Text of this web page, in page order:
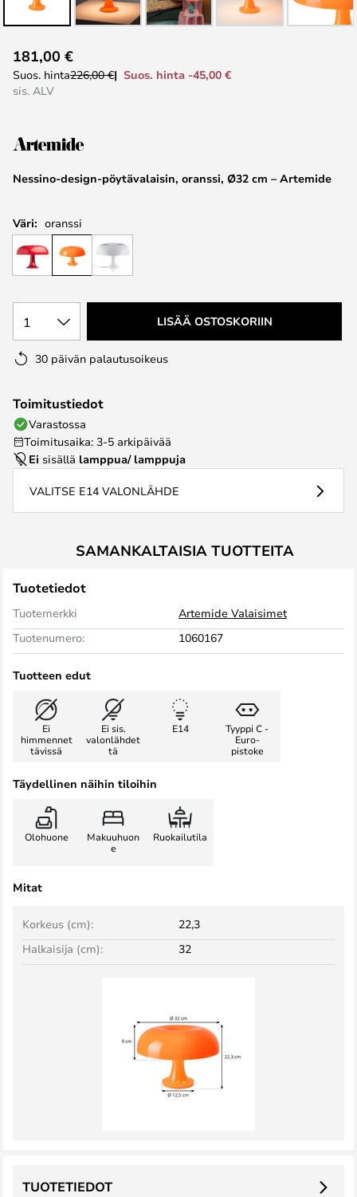
to
the
the
gallery
Nessino-design-pöytävalaisin, oranssi, Ø32 cm – Artemide
181,00 €
Suos. hinta226,00 €
Suos. hinta -45,00 €
sis. ALV
Väri: oranssi
1 LISÄÄ OSTOSKORIIN
30 päivän palautusoikeus
Toimitustiedot
Varastossa
Toimitusaika: 3-5 arkipäivää
Ei sisällä lamppua/ lamppuja
VALITSE E14 VALONLÄHDE
SAMANKALTAISIA TUOTTEITA
Tuotetiedot
Tuotemerkki
Artemide Valaisimet
Tuotenumero:
1060167
Tuotteen edut
Ei
himmennet
tävissä
Ei sis.
valonlähdet
tä
E14
Tyyppi C -
Euro-
pistoke
Täydellinen näihin tiloihin
Olohuone
Makuuhuon
e
Ruokailutila
Mitat
Korkeus (cm):
22,3
Halkaisija (cm):
32
TUOTETIEDOT